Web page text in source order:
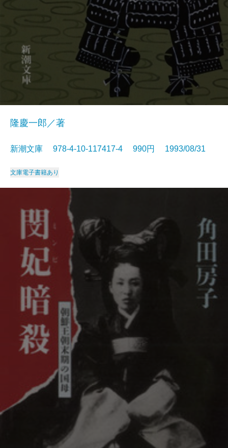
隆慶一郎／著
新潮文庫 978-4-10-117417-4 990円 1993/08/31
文庫電子書籍あり